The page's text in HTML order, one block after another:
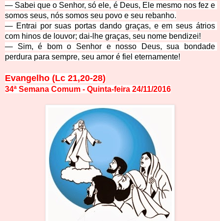
— Sabei que o Senhor, só ele, é Deus, Ele mesmo nos fez e
somos seus, nós somos seu povo e seu rebanho.
— Entrai por suas portas dando graças, e em seus átrios
com hinos de louvor; dai-lhe graças, seu nome bendizei!
— Sim, é bom o Senhor e nosso Deus, sua bondade
perdura para sempre, seu amor é fiel eternamente!
Evangelho (Lc 21,20-28)
34ª Semana Comum - Quinta-feira 24/11/2016